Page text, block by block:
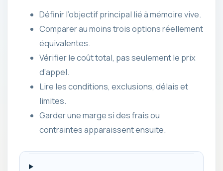
Définir l’objectif principal lié à mémoire vive.
Comparer au moins trois options réellement
équivalentes.
Vérifier le coût total, pas seulement le prix
d’appel.
Lire les conditions, exclusions, délais et
limites.
Garder une marge si des frais ou
contraintes apparaissent ensuite.